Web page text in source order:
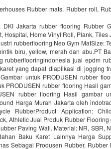
Rubber mats, Rubber roll,
Jakarta rubber flooring Rubber
Hospital, Home Vinyl Roll, Plank, Tiles
rubberflooring Neo Gym MatSize:
biru, yellow, merah dan abu.PT
rubberflooringindonesia jual epdm
yang dapat diaplikasi di jogging
untuk PRODUSEN rubber
PRODUSEN rubber flooring Hasil
rubber flooring Hasil gambar
Harga Murah Jakarta oleh
RubberProduct Application:
Athletic Jual Produk Rubber Flooring
Paving Wall. Material: NR, SBR,
Baku Karet Lainnya Harga
Sebagai Produsen Rubber, Rubber